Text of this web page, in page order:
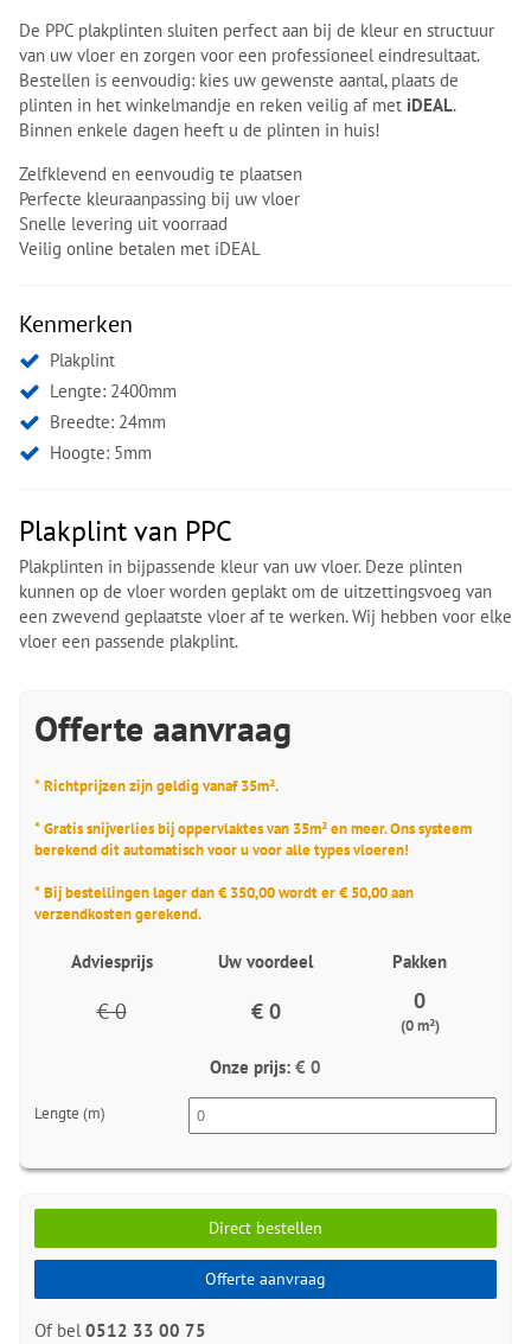
De PPC plakplinten sluiten perfect aan bij de kleur en structuur
van uw vloer en zorgen voor een professioneel eindresultaat.
Bestellen is eenvoudig: kies uw gewenste aantal, plaats de
plinten in het winkelmandje en reken veilig af met iDEAL.
Binnen enkele dagen heeft u de plinten in huis!
Zelfklevend en eenvoudig te plaatsen
Perfecte kleuraanpassing bij uw vloer
Snelle levering uit voorraad
Veilig online betalen met iDEAL
Kenmerken
Plakplint
Lengte: 2400mm
Breedte: 24mm
Hoogte: 5mm
Plakplint van PPC
Plakplinten in bijpassende kleur van uw vloer. Deze plinten
kunnen op de vloer worden geplakt om de uitzettingsvoeg van
een zwevend geplaatste vloer af te werken. Wij hebben voor elke
vloer een passende plakplint.
Offerte aanvraag
* Richtprijzen zijn geldig vanaf 35m².
* Gratis snijverlies bij oppervlaktes van 35m² en meer. Ons systeem
berekend dit automatisch voor u voor alle types vloeren!
* Bij bestellingen lager dan € 350,00 wordt er € 50,00 aan
verzendkosten gerekend.
Adviesprijs Uw voordeel Pakken
€ 0 € 0 0
(0 m²)
Onze prijs: € 0
Lengte (m)
Direct bestellen
Offerte aanvraag
Of bel 0512 33 00 75